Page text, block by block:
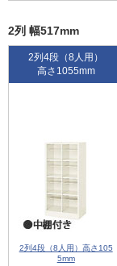
2列 幅517mm
2列4段（8人用）
高さ1055mm
2列4段（8人用）高さ105
5mm